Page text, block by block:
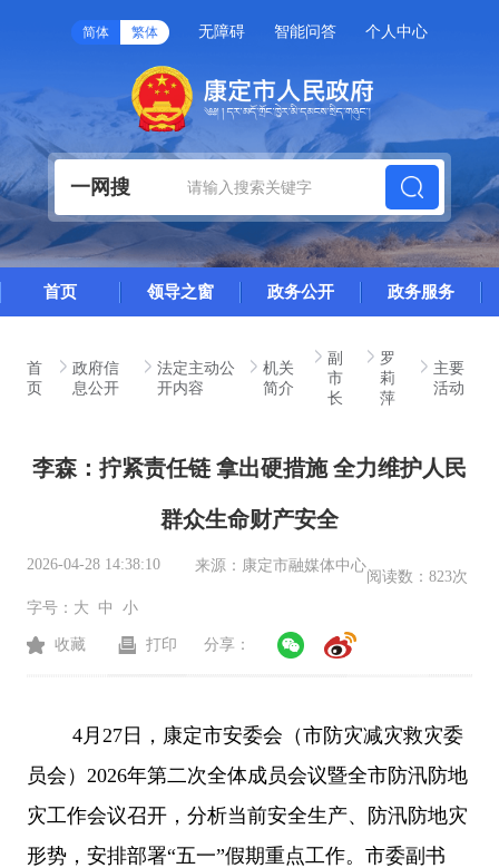
简体 繁体 无障碍 智能问答 个人中心
一网搜
首页 领导之窗 政务公开 政务服务
首
页
政府信
息公开
法定主动公
开内容
机关
简介
副
市
长
罗
莉
萍
主要
活动
李森：拧紧责任链 拿出硬措施 全力维护人民
群众生命财产安全
2026-04-28 14:38:10 来源： 康定市融媒体中心
阅读数： 823次
字号： 大 中 小
收藏 打印 分享：
4月27日，康定市安委会（市防灾减灾救灾委
员会）2026年第二次全体成员会议暨全市防汛防地
灾工作会议召开，分析当前安全生产、防汛防地灾
形势，安排部署“五一”假期重点工作。市委副书